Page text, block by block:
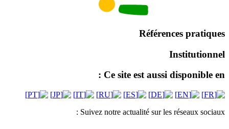
Références pratiques
Institutionnel
Ce site est aussi disponible en :
Suivez notre actualité sur les réseaux sociaux :